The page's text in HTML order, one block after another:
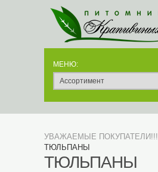
УВАЖАЕМЫЕ ПОКУПАТЕЛИ!!!
ТЮЛЬПАНЫ
ТЮЛЬПАНЫ